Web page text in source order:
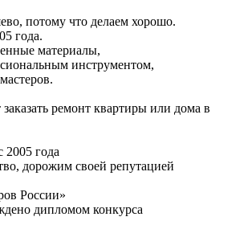
потому что делаем хорошо.
года.
материалы,
инструментом,
ремонт квартиры или дома в
2005 года
дорожим своей репутацией
России»
дипломом конкурса